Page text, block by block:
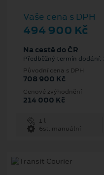
Vaše cena s DPH
494 900 Kč
Na cestě do ČR
Předběžný termín dodání:
Původní cena s DPH
708 900 Kč
Cenové zvýhodnění
214 000 Kč
1 l
6st. manuální